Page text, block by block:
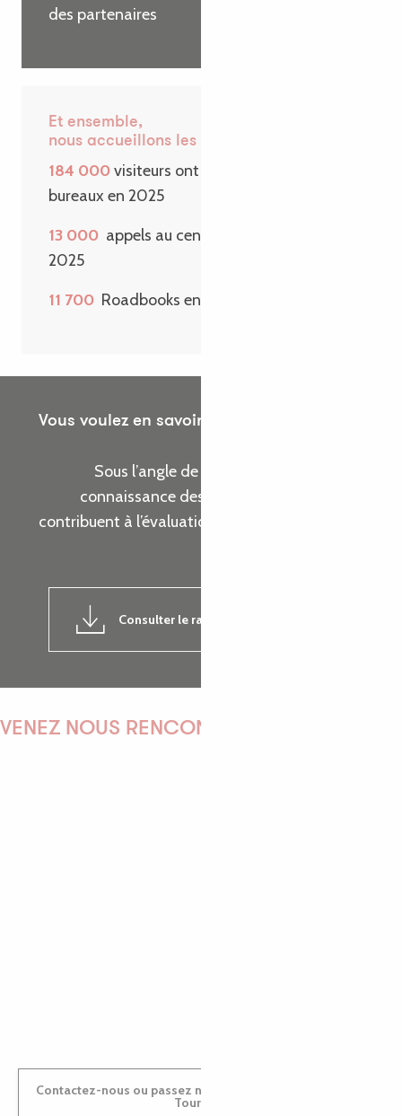
des partenaires
Et ensemble,
nous accueillons les visiteurs
184 000visiteurs ont passé la porte de nos
bureaux en 2025
13 000 appels au centre de contact en
2025
11 700 Roadbooks envoyés sur une année
Vous voulez en savoir plus sur les actions de
Sous l’angle de cinq thématiques, prenez
connaissance des indicateurs d’activité qui
contribuent à l’évaluation de la réalisation de nos
Consulter le rapport d'activité 2024
VENEZ NOUS RENCONTRER !
Contactez-nous ou passez nous voir dans nos Offices de
Tourisme